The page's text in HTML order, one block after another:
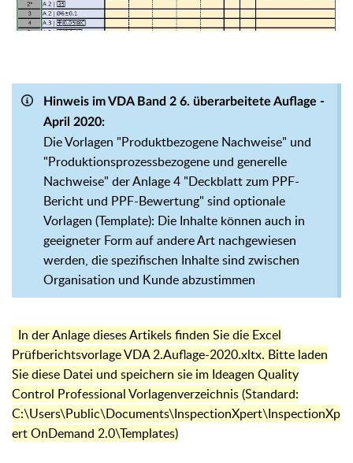
Hinweis im VDA Band 2 6. überarbeitete Auflage -
April 2020:
Die Vorlagen "Produktbezogene Nachweise" und
"Produktionsprozessbezogene und generelle
Nachweise" der Anlage 4 "Deckblatt zum PPF-
Bericht und PPF-Bewertung" sind optionale
Vorlagen (Template): Die Inhalte können auch in
geeigneter Form auf andere Art nachgewiesen
werden, die spezifischen Inhalte sind zwischen
Organisation und Kunde abzustimmen
In der Anlage dieses Artikels finden Sie die Excel
Prüfberichtsvorlage VDA 2.Auflage-2020.xltx. Bitte laden
Sie diese Datei und speichern sie im Ideagen Quality
Control Professional Vorlagenverzeichnis (Standard:
C:\Users\Public\Documents\InspectionXpert\InspectionXp
ert OnDemand 2.0\Templates)